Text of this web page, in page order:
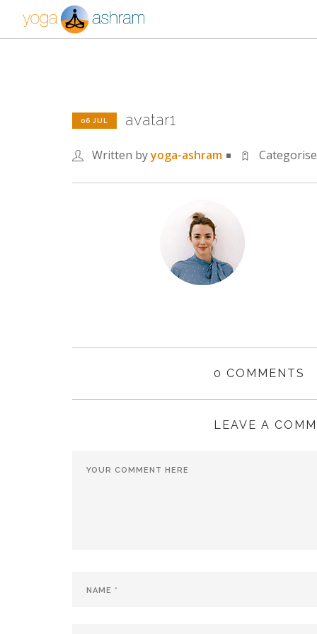
06 JUL avatar1
Written byyoga-ashram
0 COMMENTS
LEAVE A